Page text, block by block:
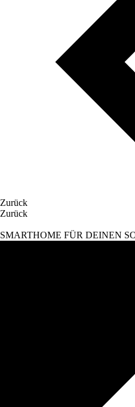
Zurück
Zurück
SMARTHOME FÜR DEINEN